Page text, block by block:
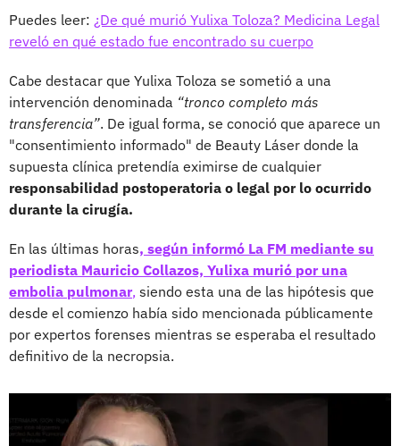
Puedes leer: ¿De qué murió Yulixa Toloza? Medicina Legal
reveló en qué estado fue encontrado su cuerpo
Cabe destacar que Yulixa Toloza se sometió a una
intervención denominada “tronco completo más
transferencia”. De igual forma, se conoció que aparece un
"consentimiento informado" de Beauty Láser donde la
supuesta clínica pretendía eximirse de cualquier
responsabilidad postoperatoria o legal por lo ocurrido
durante la cirugía.
En las últimas horas, según informó La FM mediante su
periodista Mauricio Collazos, Yulixa murió por una
embolia pulmonar, siendo esta una de las hipótesis que
desde el comienzo había sido mencionada públicamente
por expertos forenses mientras se esperaba el resultado
definitivo de la necropsia.